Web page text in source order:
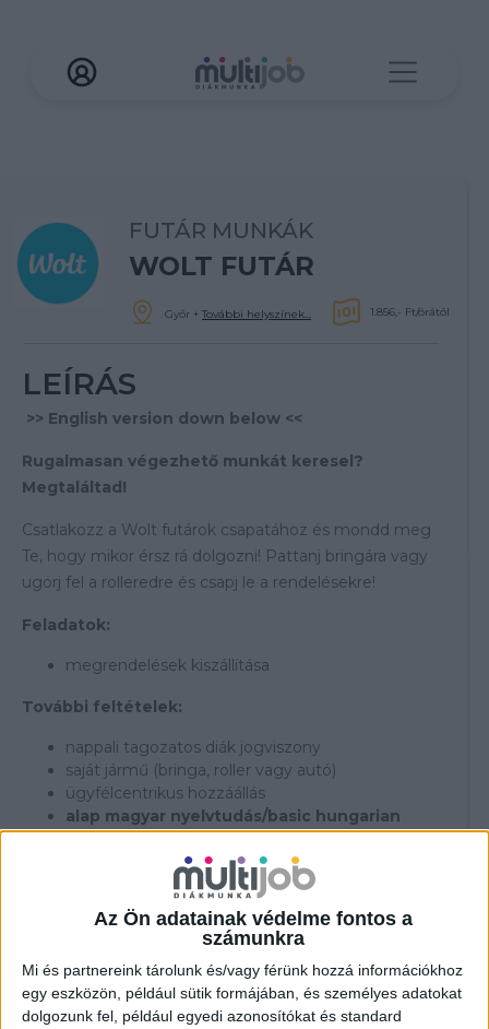
Az Ön adatainak védelme fontos a
számunkra
Mi és partnereink tárolunk és/vagy férünk hozzá információkhoz
egy eszközön, például sütik formájában, és személyes adatokat
dolgozunk fel, például egyedi azonosítókat és standard
FUTÁR MUNKÁK
WOLT FUTÁR
Győr + További helyszínek... 1.856,- Ft/órától
LEÍRÁS
>> English version down below <<
Rugalmasan végezhető munkát keresel?
Megtaláltad!
Csatlakozz a Wolt futárok csapatához és mondd meg
Te, hogy mikor érsz rá dolgozni! Pattanj bringára vagy
ugorj fel a rolleredre és csapj le a rendelésekre!
Feladatok:
megrendelések kiszállítása
További feltételek:
nappali tagozatos diák jogviszony
saját jármű (bringa, roller vagy autó)
ügyfélcentrikus hozzáállás
alap magyar nyelvtudás/basic hungarian
knowledge
Átlagosan elérhető órabér:
br. 2.022-5.482,- Ft/óra (tájékoztató jellegű)
---------------------------------
English version